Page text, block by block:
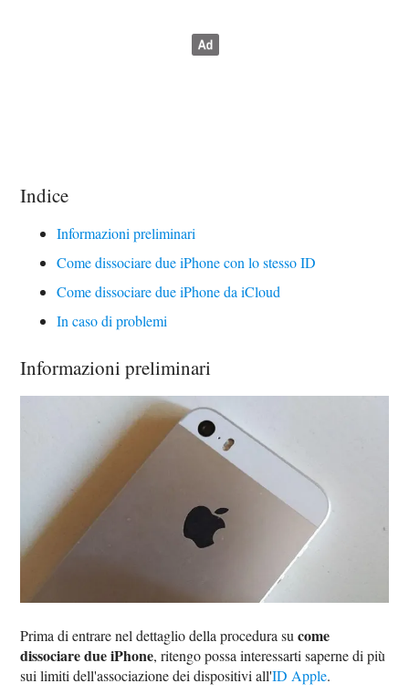
Indice
Informazioni preliminari
Come dissociare due iPhone con lo stesso ID
Come dissociare due iPhone da iCloud
In caso di problemi
Informazioni preliminari
Prima di entrare nel dettaglio della procedura sucome
dissociare due iPhone, ritengo possa interessarti saperne di più
sui limiti dell'associazione dei dispositivi all'ID Apple.